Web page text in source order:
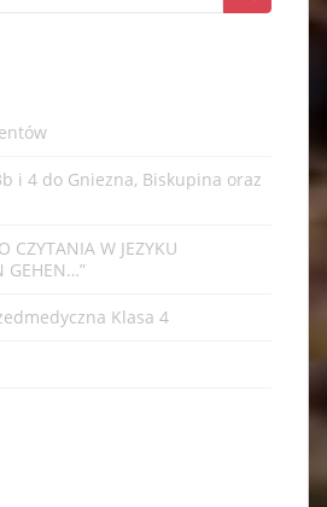
i 4 do Gniezna, Biskupina oraz
CZYTANIA W JEZYKU
GEHEN…”
Klasa 4